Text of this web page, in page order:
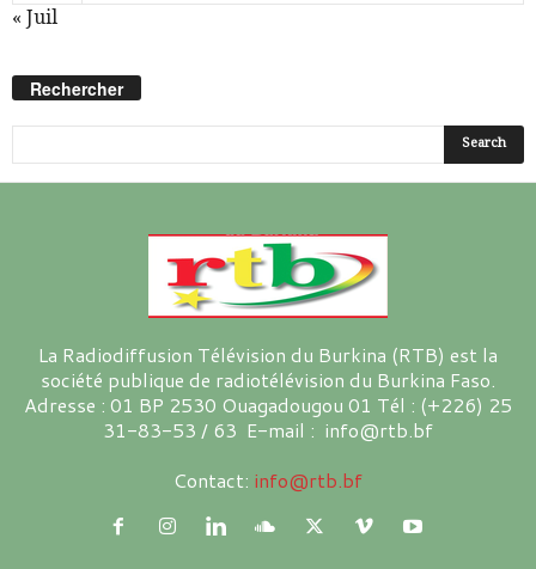
« Juil
Rechercher
La Radiodiffusion Télévision du Burkina (RTB) est la
société publique de radiotélévision du Burkina Faso.
Adresse : 01 BP 2530 Ouagadougou 01 Tél : (+226) 25
31-83-53 / 63 E-mail : info@rtb.bf
Contact: info@rtb.bf